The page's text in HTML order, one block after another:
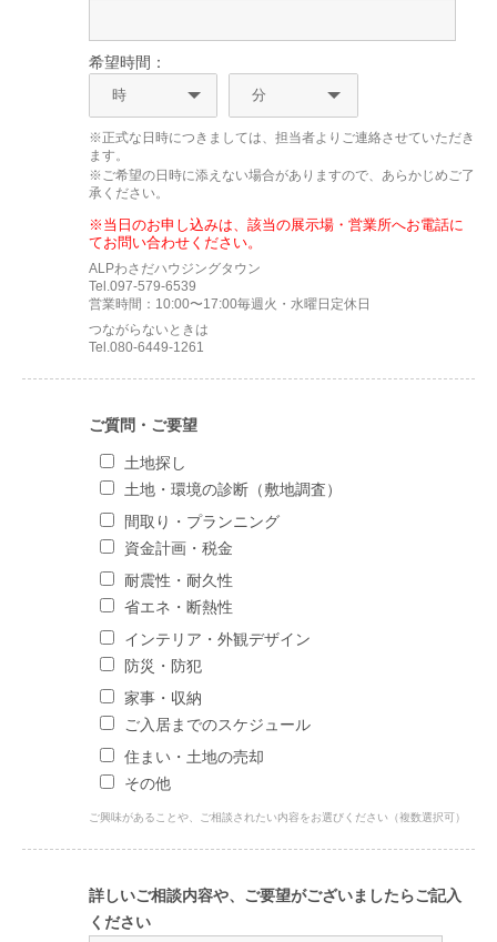
希望時間：
※正式な日時につきましては、担当者よりご連絡させていただき
ます。
※ご希望の日時に添えない場合がありますので、あらかじめご了
承ください。
※当日のお申し込みは、該当の展示場・営業所へお電話に
てお問い合わせください。
ALPわさだハウジングタウン
Tel.097-579-6539
営業時間：10:00〜17:00毎週火・水曜日定休日
つながらないときは
Tel.080-6449-1261
ご質問・ご要望
土地探し
土地・環境の診断（敷地調査）
間取り・プランニング
資金計画・税金
耐震性・耐久性
省エネ・断熱性
インテリア・外観デザイン
防災・防犯
家事・収納
ご入居までのスケジュール
住まい・土地の売却
その他
ご興味があることや、ご相談されたい内容をお選びください（複数選択可）
詳しいご相談内容や、ご要望がございましたらご記入
ください